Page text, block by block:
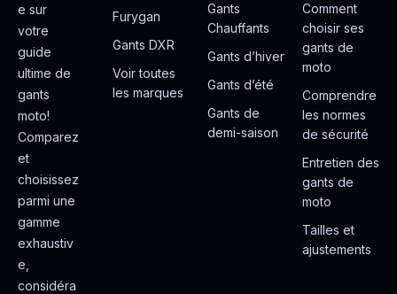
e sur
votre
guide
ultime de
gants
moto!
Comparez
et
choisissez
parmi une
gamme
exhaustiv
e,
considéra
Furygan
Gants DXR
Voir toutes
les marques
Gants
Chauffants
Gants d’hiver
Gants d’été
Gants de
demi-saison
Comment
choisir ses
gants de
moto
Comprendre
les normes
de sécurité
Entretien des
gants de
moto
Tailles et
ajustements